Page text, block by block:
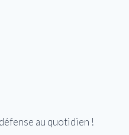
au quotidien !